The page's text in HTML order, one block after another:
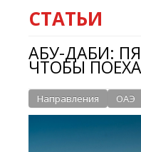
СТАТЬИ
АБУ-ДАБИ:
ЧТОБЫ
Направления ОАЭ